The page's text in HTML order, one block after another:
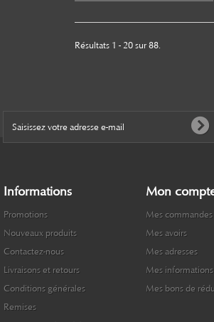
Résultats 1 - 20 sur 88.
Informations
Promotions
Nouveaux produits
Contactez-nous
Livraisons et retours
Conditions générales
Remises
Mon
Mes commandes
Mes avoirs
Mes adresses
Mes
Mes bons de